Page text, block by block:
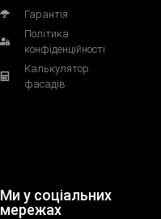
Гарантія
Політика
конфіденційності
Калькулятор
фасадів
Ми у соціальних
мережах